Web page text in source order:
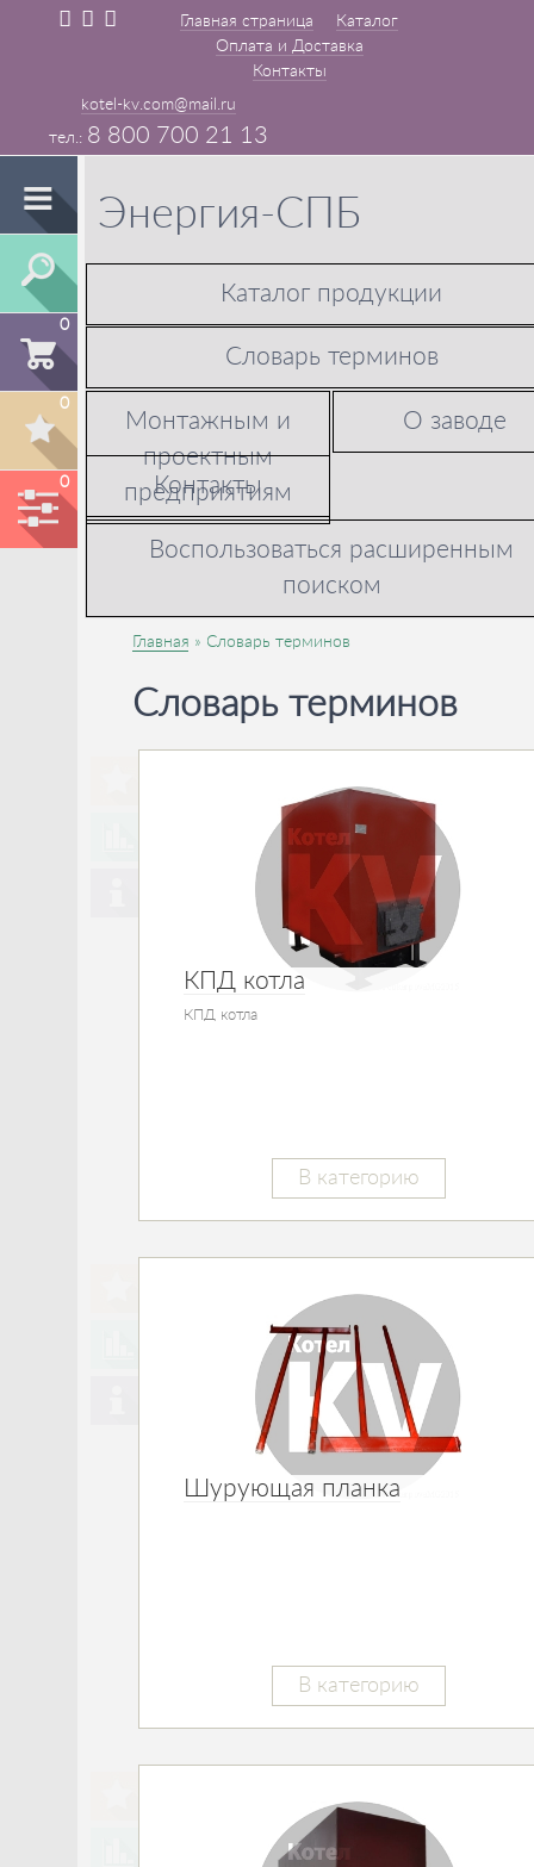
Главная страница
Каталог
Оплата и Доставка
Контакты
kotel-kv.com@mail.ru
8 800 700 21 13
0
0
0
Энергия-СПБ
Каталог продукции
Словарь терминов
Монтажным и
проектным
предприятиям
О заводе
Контакты
Воспользоваться расширенным
поиском
Главная Словарь терминов
Словарь терминов
КПД котла
КПД котла
В категорию
Шурующая планка
В категорию